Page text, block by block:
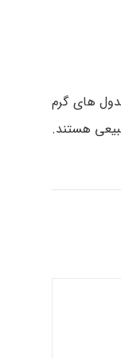
های گرم
هستند.